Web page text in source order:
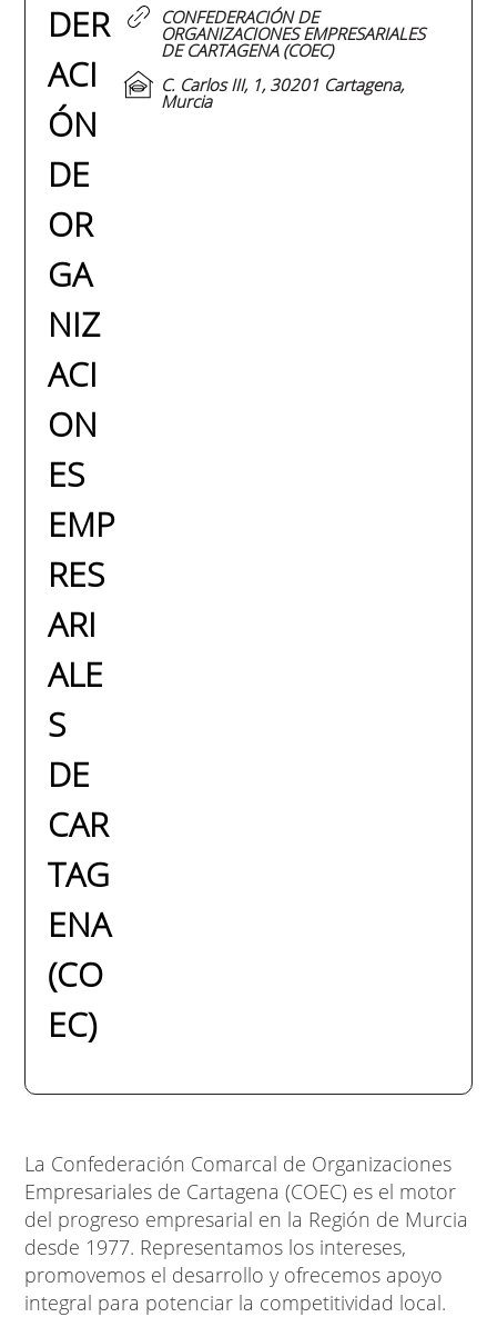
DER
ACI
ÓN
DE
OR
GA
NIZ
ACI
ON
ES
EMP
RES
ARI
ALE
S
DE
CAR
TAG
ENA
(CO
EC)
CONFEDERACIÓN DE
ORGANIZACIONES EMPRESARIALES
DE CARTAGENA (COEC)
C. Carlos III, 1, 30201 Cartagena,
Murcia
La Confederación Comarcal de Organizaciones
Empresariales de Cartagena (COEC) es el motor
del progreso empresarial en la Región de Murcia
desde 1977. Representamos los intereses,
promovemos el desarrollo y ofrecemos apoyo
integral para potenciar la competitividad local.